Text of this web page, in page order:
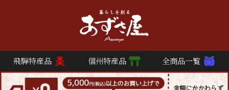
飛騨特産品 信州特産品 全商品一覧